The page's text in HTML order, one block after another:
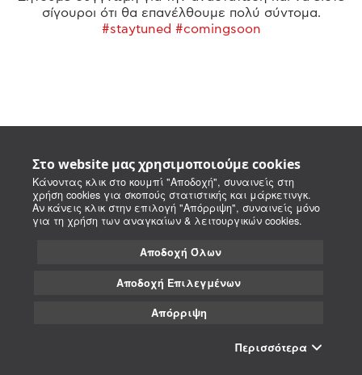
Στο website μας χρησιμοποιούμε cookies
Κάνοντας κλικ στο κουμπί "Αποδοχή", συναινείς στη
χρήση cookies για σκοπούς στατιστικής και μάρκετινγκ.
Αν κάνεις κλικ στην επιλογή "Απόρριψη", συναινείς μόνο
για τη χρήση των αναγκαίων & λειτουργικών cookies.
Αποδοχή Όλων
Αποδοχή Επιλεγμένων
Απόρριψη
Περισσότερα
σίγουροι ότι θα επανέλθουμε πολύ σύντομα.
#staytuned #comingsoon